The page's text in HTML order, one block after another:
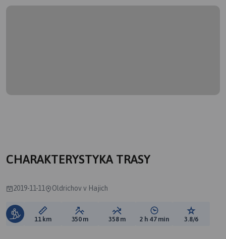
CHARAKTERYSTYKA TRASY
2019-11-11 Oldrichov v Hajich
Długość trasy:
11 km Suma przewyższeń:
350 m Suma spadków:
358 m Średni czas potrzebny
2 h 47 min Ocena
3.8/6